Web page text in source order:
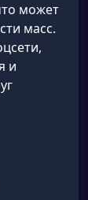
может
масс.
и